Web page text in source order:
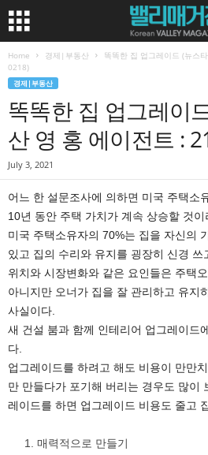
Home 경제|부동산
똑똑한 집 업그레이드 (뉴스
0218)
경제|부동산
똑똑한 집 업그레이
산 영 홍 에이전트 :
July 3, 2021
어느 한 설문조사에 의하면 미국 주택소
10년 동안 주택 가치가 계속 상승할 것
미국 주택소유자의 70%는 집을 자신의
있고 집의 수리와 유지를 굉장히 신경 쓰
위치와 시장변화와 같은 요인들은 주택
아니지만 오너가 집을 잘 관리하고 유지
사실이다.
새 건설 붐과 함께 인테리어 업그레이드
다.
업그레이드를 하려고 해도 비용이 만만
만 만들다가 포기해 버리는 경우도 많이
레이드를 하면 업그레이드 비용도 줄고
매력적으로 만들기